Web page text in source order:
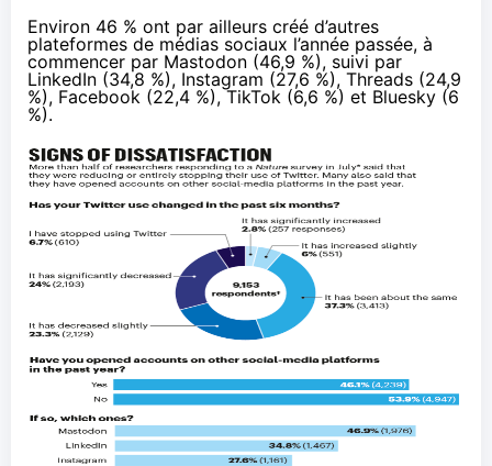
Environ 46 % ont par ailleurs créé d’autres
plateformes de médias sociaux l’année passée, à
commencer par Mastodon (46,9 %), suivi par
LinkedIn (34,8 %), Instagram (27,6 %), Threads (24,9
%), Facebook (22,4 %), TikTok (6,6 %) et Bluesky (6
%).